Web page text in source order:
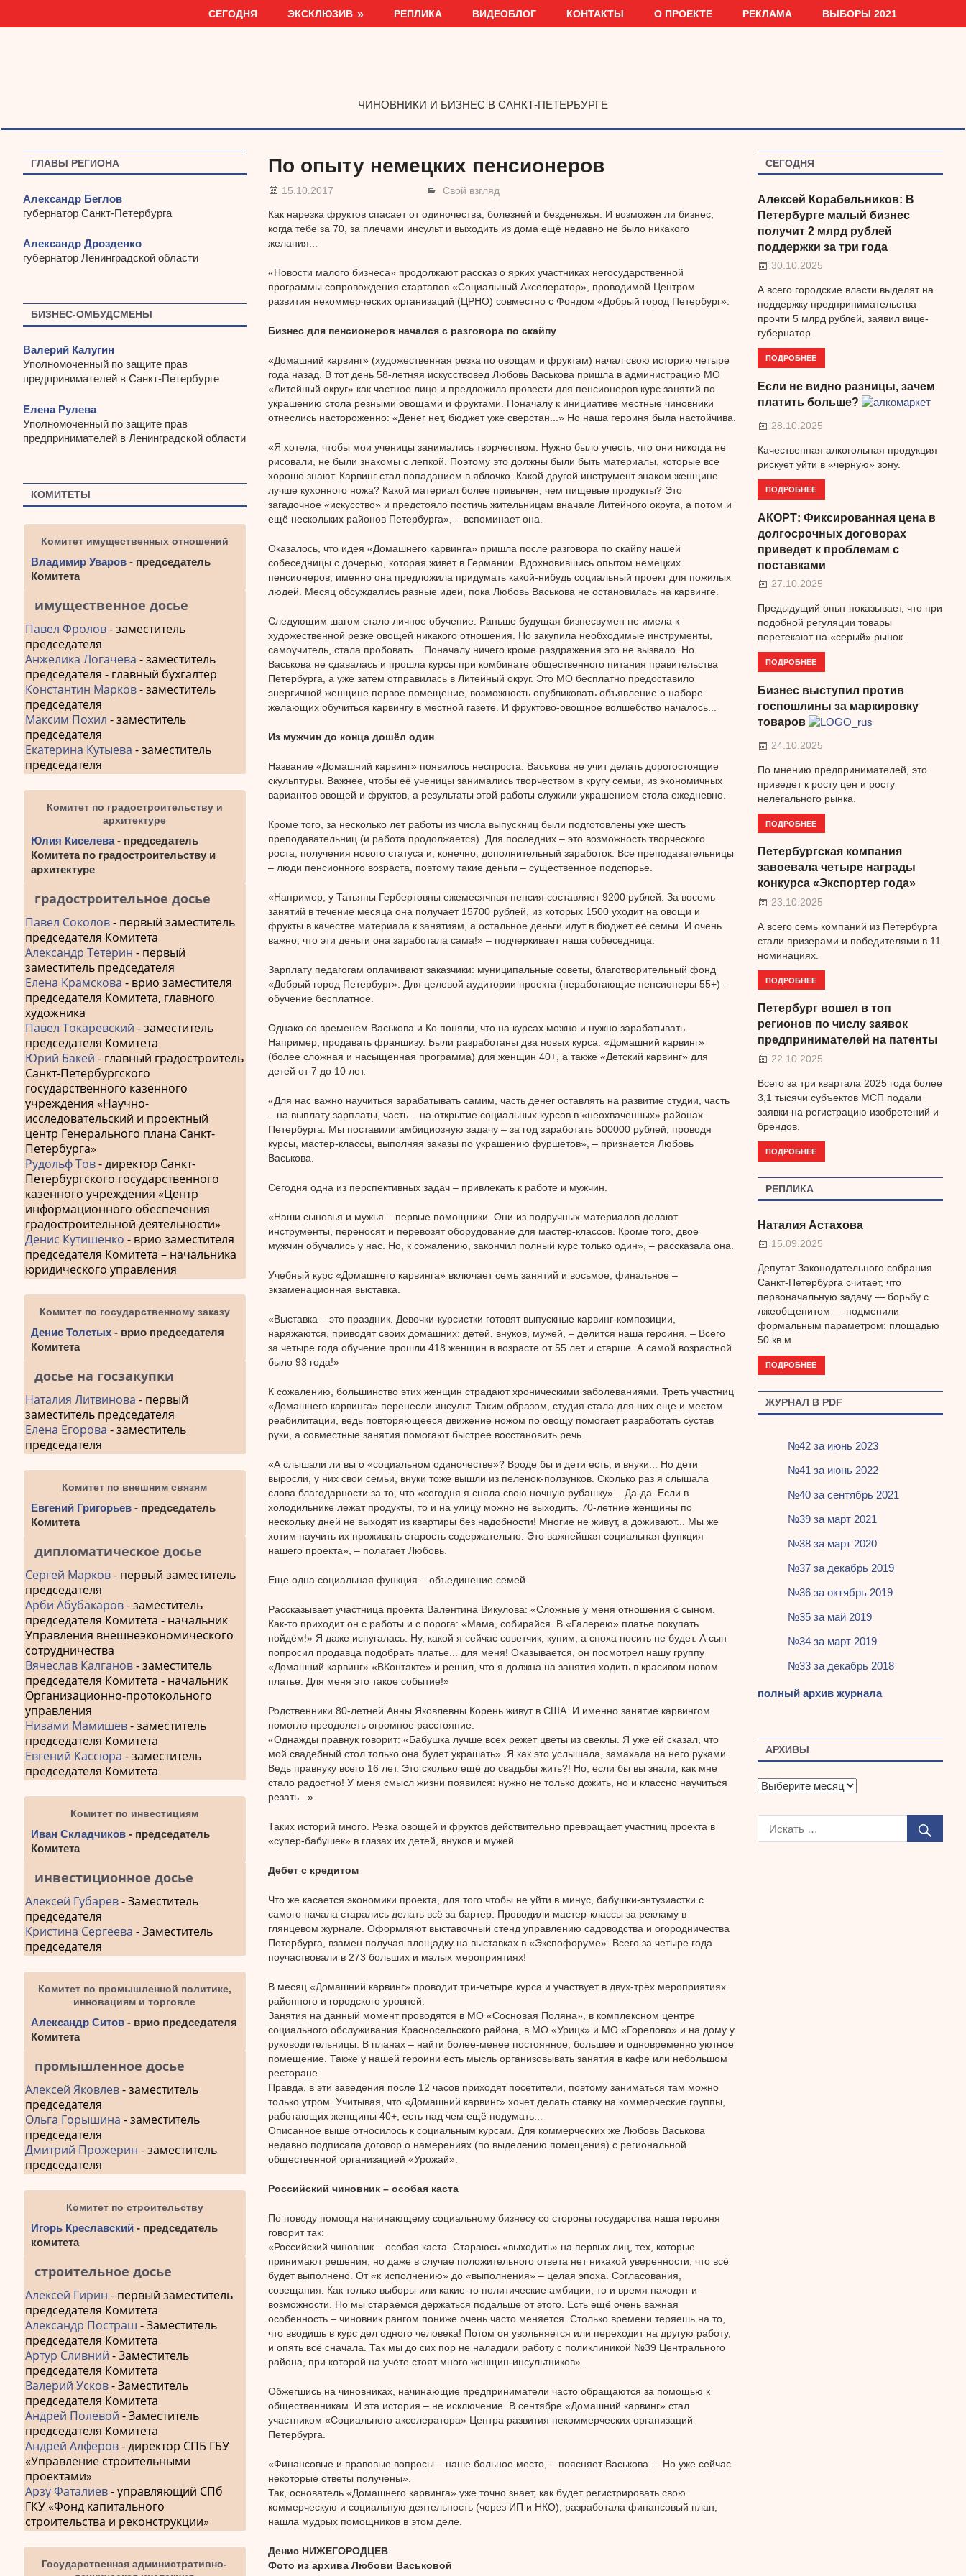
СЕГОДНЯ ЭКСКЛЮЗИВ РЕПЛИКА ВИДЕОБЛОГ КОНТАКТЫ О ПРОЕКТЕ РЕКЛАМА ВЫБОРЫ 2021
ЧИНОВНИКИ И БИЗНЕС В САНКТ-ПЕТЕРБУРГЕ
По опыту немецких пенсионеров
15.10.2017 Свой взгляд
Как нарезка фруктов спасает от одиночества, болезней и безденежья. И возможен ли бизнес,
когда тебе за 70, за плечами инсульт и выходить из дома ещё недавно не было никакого
желания...
«Новости малого бизнеса» продолжают рассказ о ярких участниках негосударственной
программы сопровождения стартапов «Социальный Акселератор», проводимой Центром
развития некоммерческих организаций (ЦРНО) совместно с Фондом «Добрый город Петербург».
Бизнес для пенсионеров начался с разговора по скайпу
«Домашний карвинг» (художественная резка по овощам и фруктам) начал свою историю четыре
года назад. В тот день 58-летняя искусствовед Любовь Васькова пришла в администрацию МО
«Литейный округ» как частное лицо и предложила провести для пенсионеров курс занятий по
украшению стола резными овощами и фруктами. Поначалу к инициативе местные чиновники
отнеслись настороженно: «Денег нет, бюджет уже сверстан...» Но наша героиня была настойчива.
«Я хотела, чтобы мои ученицы занимались творчеством. Нужно было учесть, что они никогда не
рисовали, не были знакомы с лепкой. Поэтому это должны были быть материалы, которые все
хорошо знают. Карвинг стал попаданием в яблочко. Какой другой инструмент знаком женщине
лучше кухонного ножа? Какой материал более привычен, чем пищевые продукты? Это
загадочное «искусство» и предстояло постичь жительницам вначале Литейного округа, а потом и
ещё нескольких районов Петербурга», – вспоминает она.
Оказалось, что идея «Домашнего карвинга» пришла после разговора по скайпу нашей
собеседницы с дочерью, которая живет в Германии. Вдохновившись опытом немецких
пенсионеров, именно она предложила придумать какой-нибудь социальный проект для пожилых
людей. Месяц обсуждались разные идеи, пока Любовь Васькова не остановилась на карвинге.
Следующим шагом стало личное обучение. Раньше будущая бизнесвумен не имела к
художественной резке овощей никакого отношения. Но закупила необходимые инструменты,
самоучитель, стала пробовать... Поначалу ничего кроме раздражения это не вызвало. Но
Васькова не сдавалась и прошла курсы при комбинате общественного питания правительства
Петербурга, а уже затем отправилась в Литейный округ. Это МО бесплатно предоставило
энергичной женщине первое помещение, возможность опубликовать объявление о наборе
желающих обучиться карвингу в местной газете. И фруктово-овощное волшебство началось...
Из мужчин до конца дошёл один
Название «Домашний карвинг» появилось неспроста. Васькова не учит делать дорогостоящие
скульптуры. Важнее, чтобы её ученицы занимались творчеством в кругу семьи, из экономичных
вариантов овощей и фруктов, а результаты этой работы служили украшением стола ежедневно.
Кроме того, за несколько лет работы из числа выпускниц были подготовлены уже шесть
преподавательниц (и работа продолжается). Для последних – это возможность творческого
роста, получения нового статуса и, конечно, дополнительный заработок. Все преподавательницы
– люди пенсионного возраста, поэтому такие деньги – существенное подспорье.
«Например, у Татьяны Гербертовны ежемесячная пенсия составляет 9200 рублей. За восемь
занятий в течение месяца она получает 15700 рублей, из которых 1500 уходит на овощи и
фрукты в качестве материала к занятиям, а остальное деньги идут в бюджет её семьи. И очень
важно, что эти деньги она заработала сама!» – подчеркивает наша собеседница.
Зарплату педагогам оплачивают заказчики: муниципальные советы, благотворительный фонд
«Добрый город Петербург». Для целевой аудитории проекта (неработающие пенсионеры 55+) –
обучение бесплатное.
Однако со временем Васькова и Ко поняли, что на курсах можно и нужно зарабатывать.
Например, продавать франшизу. Были разработаны два новых курса: «Домашний карвинг»
(более сложная и насыщенная программа) для женщин 40+, а также «Детский карвинг» для
детей от 7 до 10 лет.
«Для нас важно научиться зарабатывать самим, часть денег оставлять на развитие студии, часть
– на выплату зарплаты, часть – на открытие социальных курсов в «неохваченных» районах
Петербурга. Мы поставили амбициозную задачу – за год заработать 500000 рублей, проводя
курсы, мастер-классы, выполняя заказы по украшению фуршетов», – признается Любовь
Васькова.
Сегодня одна из перспективных задач – привлекать к работе и мужчин.
«Наши сыновья и мужья – первые помощники. Они из подручных материалов делают
инструменты, переносят и перевозят оборудование для мастер-классов. Кроме того, двое
мужчин обучались у нас. Но, к сожалению, закончил полный курс только один», – рассказала она.
Учебный курс «Домашнего карвинга» включает семь занятий и восьмое, финальное –
экзаменационная выставка.
«Выставка – это праздник. Девочки-курсистки готовят выпускные карвинг-композиции,
наряжаются, приводят своих домашних: детей, внуков, мужей, – делится наша героиня. – Всего
за четыре года обучение прошли 418 женщин в возрасте от 55 лет и старше. А самой возрастной
было 93 года!»
К сожалению, большинство этих женщин страдают хроническими заболеваниями. Треть участниц
«Домашнего карвинга» перенесли инсульт. Таким образом, студия стала для них еще и местом
реабилитации, ведь повторяющееся движение ножом по овощу помогает разработать сустав
руки, а совместные занятия помогают быстрее восстановить речь.
«А слышали ли вы о «социальном одиночестве»? Вроде бы и дети есть, и внуки... Но дети
выросли, у них свои семьи, внуки тоже вышли из пеленок-ползунков. Сколько раз я слышала
слова благодарности за то, что «сегодня я сняла свою ночную рубашку»... Да-да. Если в
холодильнике лежат продукты, то и на улицу можно не выходить. 70-летние женщины по
нескольку дней не выходят из квартиры без надобности! Многие не живут, а доживают... Мы же
хотим научить их проживать старость содержательно. Это важнейшая социальная функция
нашего проекта», – полагает Любовь.
Еще одна социальная функция – объединение семей.
Рассказывает участница проекта Валентина Викулова: «Сложные у меня отношения с сыном.
Как-то приходит он с работы и с порога: «Мама, собирайся. В «Галерею» платье покупать
пойдём!» Я даже испугалась. Ну, какой я сейчас советчик, купим, а сноха носить не будет. А сын
попросил продавца подобрать платье... для меня! Оказывается, он посмотрел нашу группу
«Домашний карвинг» «ВКонтакте» и решил, что я должна на занятия ходить в красивом новом
платье. Для меня это такое событие!»
Родственники 80-летней Анны Яковлевны Корень живут в США. И именно занятие карвингом
помогло преодолеть огромное расстояние.
«Однажды правнук говорит: «Бабушка лучше всех режет цветы из свеклы. Я уже ей сказал, что
мой свадебный стол только она будет украшать». Я как это услышала, замахала на него руками.
Ведь правнуку всего 16 лет. Это сколько ещё до свадьбы жить?! Но, если бы вы знали, как мне
стало радостно! У меня смысл жизни появился: нужно не только дожить, но и классно научиться
резать...»
Таких историй много. Резка овощей и фруктов действительно превращает участниц проекта в
«супер-бабушек» в глазах их детей, внуков и мужей.
Дебет с кредитом
Что же касается экономики проекта, для того чтобы не уйти в минус, бабушки-энтузиастки с
самого начала старались делать всё за бартер. Проводили мастер-классы за рекламу в
глянцевом журнале. Оформляют выставочный стенд управлению садоводства и огородничества
Петербурга, взамен получая площадку на выставках в «Экспофоруме». Всего за четыре года
поучаствовали в 273 больших и малых мероприятиях!
В месяц «Домашний карвинг» проводит три-четыре курса и участвует в двух-трёх мероприятиях
районного и городского уровней.
Занятия на данный момент проводятся в МО «Сосновая Поляна», в комплексном центре
социального обслуживания Красносельского района, в МО «Урицк» и МО «Горелово» и на дому у
руководительницы. В планах – найти более-менее постоянное, большее и одновременно уютное
помещение. Также у нашей героини есть мысль организовывать занятия в кафе или небольшом
ресторане.
Правда, в эти заведения после 12 часов приходят посетители, поэтому заниматься там можно
только утром. Учитывая, что «Домашний карвинг» хочет делать ставку на коммерческие группы,
работающих женщины 40+, есть над чем ещё подумать...
Описанное выше относилось к социальным курсам. Для коммерческих же Любовь Васькова
недавно подписала договор о намерениях (по выделению помещения) с региональной
общественной организацией «Урожай».
Российский чиновник – особая каста
По поводу помощи начинающему социальному бизнесу со стороны государства наша героиня
говорит так:
«Российский чиновник – особая каста. Стараюсь «выходить» на первых лиц, тех, которые
принимают решения, но даже в случае положительного ответа нет никакой уверенности, что всё
будет выполнено. От «к исполнению» до «выполнения» – целая эпоха. Согласования,
совещания. Как только выборы или какие-то политические амбиции, то и время находят и
возможности. Но мы стараемся держаться подальше от этого. Есть ещё очень важная
особенность – чиновник рангом пониже очень часто меняется. Столько времени теряешь на то,
что вводишь в курс дел одного человека! Потом он увольняется или переходит на другую работу,
и опять всё сначала. Так мы до сих пор не наладили работу с поликлиникой №39 Центрального
района, при которой на учёте стоят много женщин-инсультников».
Обжегшись на чиновниках, начинающие предприниматели часто обращаются за помощью к
общественникам. И эта история – не исключение. В сентябре «Домашний карвинг» стал
участником «Социального акселератора» Центра развития некоммерческих организаций
Петербурга.
«Финансовые и правовые вопросы – наше больное место, – поясняет Васькова. – Но уже сейчас
некоторые ответы получены».
Так, основатель «Домашнего карвинга» уже точно знает, как будет регистрировать свою
коммерческую и социальную деятельность (через ИП и НКО), разработала финансовый план,
нашла мудрых помощников в этом деле.
Денис НИЖЕГОРОДЦЕВ
Фото из архива Любови Васьковой
ГЛАВЫ РЕГИОНА
Александр Беглов
губернатор Санкт-Петербурга
Александр Дрозденко
губернатор Ленинградской области
БИЗНЕС-ОМБУДСМЕНЫ
Валерий Калугин
Уполномоченный по защите прав
предпринимателей в Санкт-Петербурге
Елена Рулева
Уполномоченный по защите прав
предпринимателей в Ленинградской области
КОМИТЕТЫ
Комитет имущественных отношений
Владимир Уваров - председатель
Комитета
имущественное досье
Павел Фролов- заместитель
председателя
Анжелика Логачева - заместитель
председателя - главный бухгалтер
Константин Марков- заместитель
председателя
Максим Похил - заместитель
председателя
Екатерина Кутыева - заместитель
председателя
Комитет по градостроительству и
архитектуре
Юлия Киселева- председатель
Комитета по градостроительству и
архитектуре
градостроительное досье
Павел Соколов- первый заместитель
председателя Комитета
Александр Тетерин - первый
заместитель председателя
Елена Крамскова - врио заместителя
председателя Комитета, главного
художника
Павел Токаревский - заместитель
председателя Комитета
Юрий Бакей - главный градостроитель
Санкт-Петербургского
государственного казенного
учреждения «Научно-
исследовательский и проектный
центр Генерального плана Санкт-
Петербурга»
Рудольф Тов- директор Санкт-
Петербургского государственного
казенного учреждения «Центр
информационного обеспечения
градостроительной деятельности»
Денис Кутишенко - врио заместителя
председателя Комитета – начальника
юридического управления
Комитет по государственному заказу
Денис Толстых - врио председателя
Комитета
досье на госзакупки
Наталия Литвинова - первый
заместитель председателя
Елена Егорова - заместитель
председателя
Комитет по внешним связям
Евгений Григорьев - председатель
Комитета
дипломатическое досье
Сергей Марков- первый заместитель
председателя
Арби Абубакаров- заместитель
председателя Комитета - начальник
Управления внешнеэкономического
сотрудничества
Вячеслав Калганов- заместитель
председателя Комитета - начальник
Организационно-протокольного
управления
Низами Мамишев- заместитель
председателя Комитета
Евгений Кассюра - заместитель
председателя Комитета
Комитет по инвестициям
Иван Складчиков - председатель
Комитета
инвестиционное досье
Алексей Губарев- Заместитель
председателя
Кристина Сергеева - Заместитель
председателя
Комитет по промышленной политике,
инновациям и торговле
Александр Ситов - врио председателя
Комитета
промышленное досье
Алексей Яковлев- заместитель
председателя
Ольга Горышина - заместитель
председателя
Дмитрий Прожерин - заместитель
председателя
Комитет по строительству
Игорь Креславский - председатель
комитета
строительное досье
Алексей Гирин - первый заместитель
председателя Комитета
Александр Постраш - Заместитель
председателя Комитета
Артур Сливний - Заместитель
председателя Комитета
Валерий Усков- Заместитель
председателя Комитета
Андрей Полевой - Заместитель
председателя Комитета
Андрей Алферов- директор СПБ ГБУ
«Управление строительными
проектами»
Арзу Фаталиев- управляющий СПб
ГКУ «Фонд капитального
строительства и реконструкции»
Государственная административно-
СЕГОДНЯ
Алексей Корабельников: В
Петербурге малый бизнес
получит 2 млрд рублей
поддержки за три года
30.10.2025
А всего городские власти выделят на
поддержку предпринимательства
прочти 5 млрд рублей, заявил вице-
губернатор.
ПОДРОБНЕЕ
Если не видно разницы, зачем
платить больше?
28.10.2025
Качественная алкогольная продукция
рискует уйти в «черную» зону.
ПОДРОБНЕЕ
АКОРТ: Фиксированная цена в
долгосрочных договорах
приведет к проблемам с
поставками
27.10.2025
Предыдущий опыт показывает, что при
подобной регуляции товары
перетекают на «серый» рынок.
ПОДРОБНЕЕ
Бизнес выступил против
госпошлины за маркировку
товаров
24.10.2025
По мнению предпринимателей, это
приведет к росту цен и росту
нелегального рынка.
ПОДРОБНЕЕ
Петербургская компания
завоевала четыре награды
конкурса «Экспортер года»
23.10.2025
А всего семь компаний из Петербурга
стали призерами и победителями в 11
номинациях.
ПОДРОБНЕЕ
Петербург вошел в топ
регионов по числу заявок
предпринимателей на патенты
22.10.2025
Всего за три квартала 2025 года более
3,1 тысячи субъектов МСП подали
заявки на регистрацию изобретений и
брендов.
ПОДРОБНЕЕ
РЕПЛИКА
Наталия Астахова
15.09.2025
Депутат Законодательного собрания
Санкт-Петербурга считает, что
первоначальную задачу — борьбу с
лжеобщепитом — подменили
формальным параметром: площадью
50 кв.м.
ПОДРОБНЕЕ
ЖУРНАЛ В PDF
№42 за июнь 2023
№41 за июнь 2022
№40 за сентябрь 2021
№39 за март 2021
№38 за март 2020
№37 за декабрь 2019
№36 за октябрь 2019
№35 за май 2019
№34 за март 2019
№33 за декабрь 2018
полный архив журнала
АРХИВЫ
А
х
в